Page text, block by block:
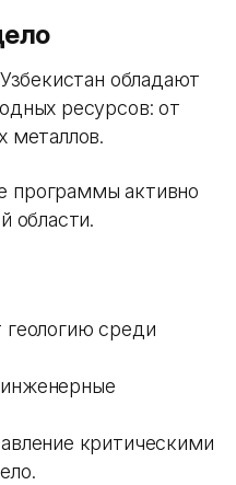
обладают
ресурсов: от
металлов.
активно
области.
геологию среди
критическими